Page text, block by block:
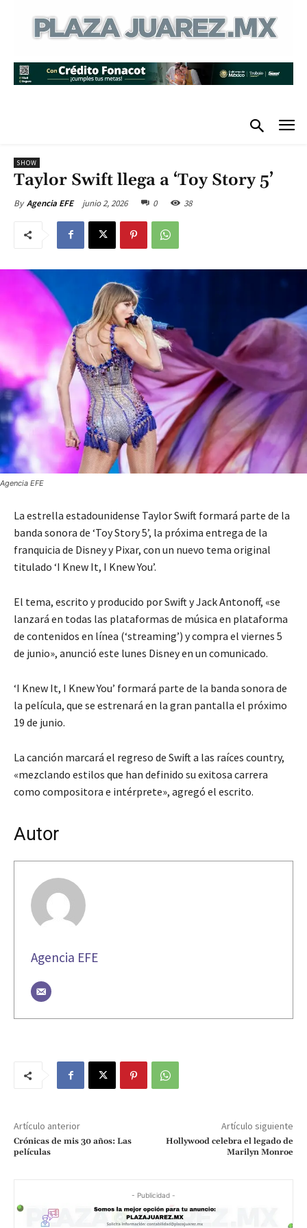
SHOW
Taylor Swift llega a ‘Toy Story 5’
By Agencia EFE junio 2, 2026 0 38
Agencia EFE
La estrella estadounidense Taylor Swift formará parte de la
banda sonora de ‘Toy Story 5’, la próxima entrega de la
franquicia de Disney y Pixar, con un nuevo tema original
titulado ‘I Knew It, I Knew You’.
El tema, escrito y producido por Swift y Jack Antonoff, «se
lanzará en todas las plataformas de música en plataforma
de contenidos en línea (‘streaming’) y compra el viernes 5
de junio», anunció este lunes Disney en un comunicado.
‘I Knew It, I Knew You’ formará parte de la banda sonora de
la película, que se estrenará en la gran pantalla el próximo
19 de junio.
La canción marcará el regreso de Swift a las raíces country,
«mezclando estilos que han definido su exitosa carrera
como compositora e intérprete», agregó el escrito.
Autor
Agencia EFE
Artículo anterior
Crónicas de mis 30 años: Las
películas
Artículo siguiente
Hollywood celebra el legado de
Marilyn Monroe
- Publicidad -